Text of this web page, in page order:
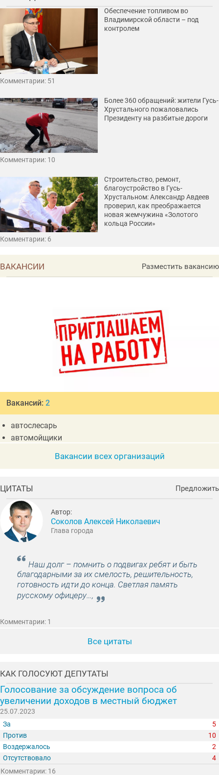
Обеспечение топливом во
Владимирской области – под
контролем
Комментарии: 51
Более 360 обращений: жители Гусь-
Хрустального пожаловались
Президенту на разбитые дороги
Комментарии: 10
Строительство, ремонт,
благоустройство в Гусь-
Хрустальном: Александр Авдеев
проверил, как преображается
новая жемчужина «Золотого
кольца России»
Комментарии: 6
ВАКАНСИИ Разместить вакансию
Вакансий: 2
автослесарь
автомойщики
Вакансии всех организаций
ЦИТАТЫ Предложить
Автор:
Соколов Алексей Николаевич
Глава города
Наш долг – помнить о подвигах ребят и быть
благодарными за их смелость, решительность,
готовность идти до конца. Светлая память
русскому офицеру…,
Комментарии: 1
Все цитаты
КАК ГОЛОСУЮТ ДЕПУТАТЫ
Голосование за обсуждение вопроса об
увеличении доходов в местный бюджет
25.07.2023
За
5
Против
10
Воздержалось
2
Отсутствовало
4
Комментарии: 16